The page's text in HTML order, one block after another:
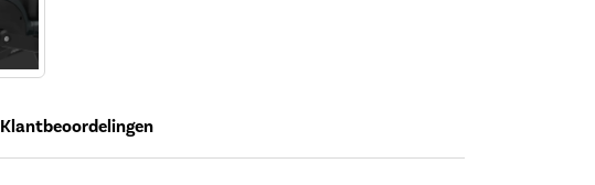
Klantbeoordelingen